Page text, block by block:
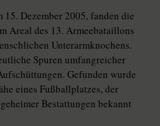
15. Dezember 2005, fanden die
Areal des 13. Armeebataillons
Unterarmknochens.
Spuren umfangreicher
Gefunden wurde
eines Fußballplatzes, der
Bestattungen bekannt